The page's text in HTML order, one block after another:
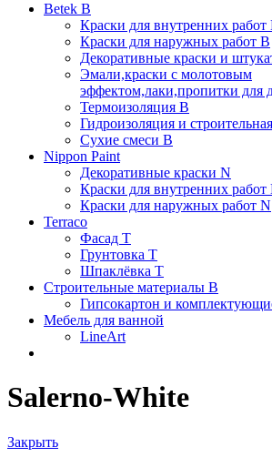
Betek B
Краски для внутренних работ
Краски для наружных работ B
Декоративные краски и
Эмали,краски с молотовым
эффектом,лаки,пропитки для
Термоизоляция В
Гидроизоляция и
Сухие смеси B
Nippon Paint
Декоративные краски N
Краски для внутренних работ
Краски для наружных работ N
Terraco
Фасад Т
Грунтовка T
Шпаклёвка T
Строительные материалы В
Гипсокартон и
Мебель для ванной
LineArt
Salerno-White
Закрыть